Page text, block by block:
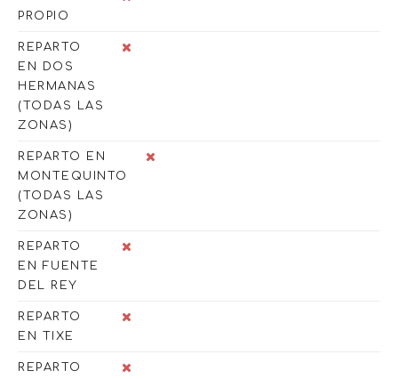
PROPIO
REPARTO
EN DOS
HERMANAS
(TODAS LAS
ZONAS)
REPARTO EN
MONTEQUINTO
(TODAS LAS
ZONAS)
REPARTO
EN FUENTE
DEL REY
REPARTO
EN TIXE
REPARTO